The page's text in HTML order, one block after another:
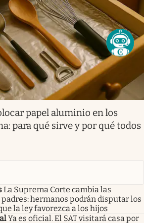
papel aluminio en los
para qué sirve y por qué todos
La Suprema Corte cambia las
hermanos podrán disputar los
la ley favorezca a los hijos
Ya es oficial. El SAT visitará casa por